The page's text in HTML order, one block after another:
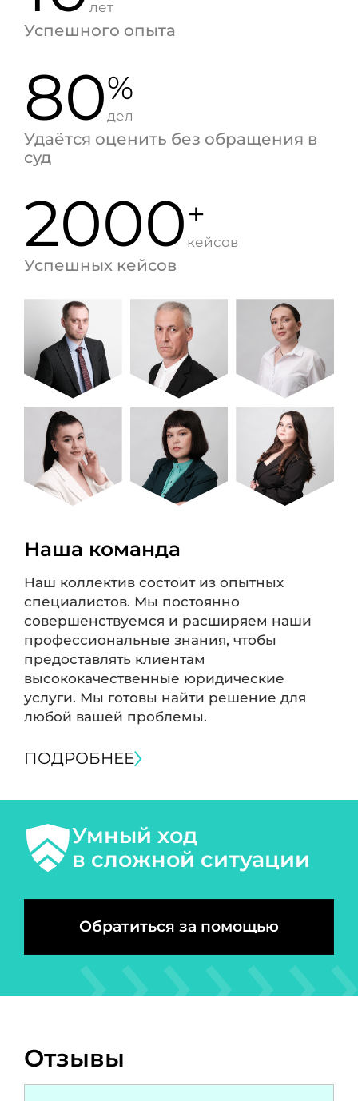
лет
Успешного опыта
80%
дел
Удаётся оценить без обращения в
суд
2000+
кейсов
Успешных кейсов
Наша команда
Наш коллектив состоит из опытных
специалистов. Мы постоянно
совершенствуемся и расширяем наши
профессиональные знания, чтобы
предоставлять клиентам
высококачественные юридические
услуги. Мы готовы найти решение для
любой вашей проблемы.
ПОДРОБНЕЕ
Умный ход
в сложной ситуации
Обратиться за помощью
Отзывы